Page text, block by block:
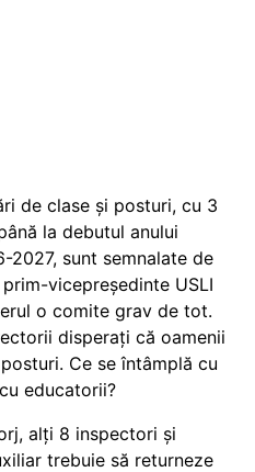
de clase și posturi, cu 3
la debutul anului
2027, sunt semnalate de
vicepreședinte USLI
o comite grav de tot.
disperați că oamenii
Ce se întâmplă cu
educatorii?
alți 8 inspectori și
trebuie să returneze